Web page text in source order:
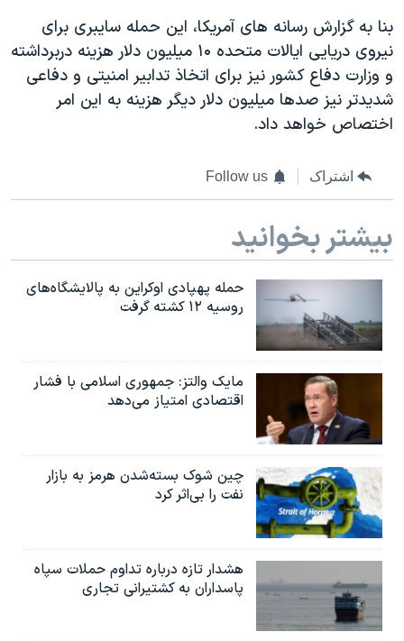
بنا به گزارش رسانه های آمریکا، این حمله سایبری برای
نیروی دریایی ایالات متحده ۱۰ میلیون دلار هزینه دربرداشته
و وزارت دفاع کشور نیز برای اتخاذ تدابیر امنیتی و دفاعی
شدیدتر نیز صدها میلیون دلار دیگر هزینه به این امر
اختصاص خواهد داد.
اشتراک Follow us
بیشتر بخوانید
حمله پهپادی اوکراین به پالایشگاه‌های
روسیه ۱۲ کشته گرفت
مایک والتز: جمهوری اسلامی با فشار
اقتصادی امتیاز می‌دهد
چین شوک بسته‌شدن هرمز به بازار
نفت را بی‌اثر کرد
هشدار تازه درباره تداوم حملات سپاه
پاسداران به کشتیرانی تجاری